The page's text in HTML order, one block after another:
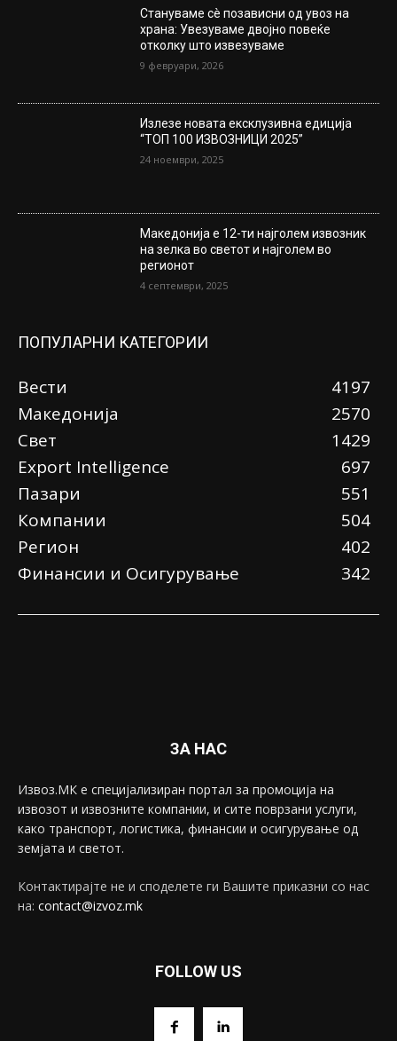
Стануваме сè позависни од увоз на
храна: Увезуваме двојно повеќе
отколку што извезуваме
9 февруари, 2026
Излезе новата ексклузивна едиција
“ТОП 100 ИЗВОЗНИЦИ 2025”
24 ноември, 2025
Македонија е 12-ти најголем извозник
на зелка во светот и најголем во
регионот
4 септември, 2025
ПОПУЛАРНИ КАТЕГОРИИ
Вести
4197
Македонија
2570
Свет
1429
Еxport Intelligence
697
Пазари
551
Компании
504
Регион
402
Финансии и Осигурување
342
ЗА НАС
Извоз.МК е специјализиран портал за промоција на
извозот и извозните компании, и сите поврзани услуги,
како транспорт, логистика, финансии и осигурување од
земјата и светот.
Контактирајте не и споделете ги Вашите приказни со нас
на: contact@izvoz.mk
FOLLOW US